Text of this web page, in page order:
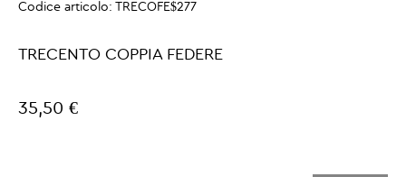
Codice articolo: TRECOFE$277
TRECENTO COPPIA FEDERE
35,50 €